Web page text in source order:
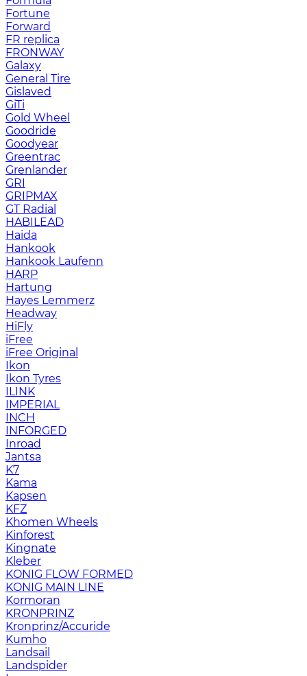
Fortune
Forward
FR replica
FRONWAY
Galaxy
General Tire
Gislaved
GiTi
Gold Wheel
Goodride
Goodyear
Greentrac
Grenlander
GRI
GRIPMAX
GT Radial
HABILEAD
Haida
Hankook
Hankook Laufenn
HARP
Hartung
Hayes Lemmerz
Headway
HiFly
iFree
iFree Original
Ikon
Ikon Tyres
ILINK
IMPERIAL
INCH
INFORGED
Inroad
Jantsa
K7
Kama
Kapsen
KFZ
Khomen Wheels
Kinforest
Kingnate
Kleber
KONIG FLOW FORMED
KONIG MAIN LINE
Kormoran
KRONPRINZ
Kronprinz/Accuride
Kumho
Landsail
Landspider